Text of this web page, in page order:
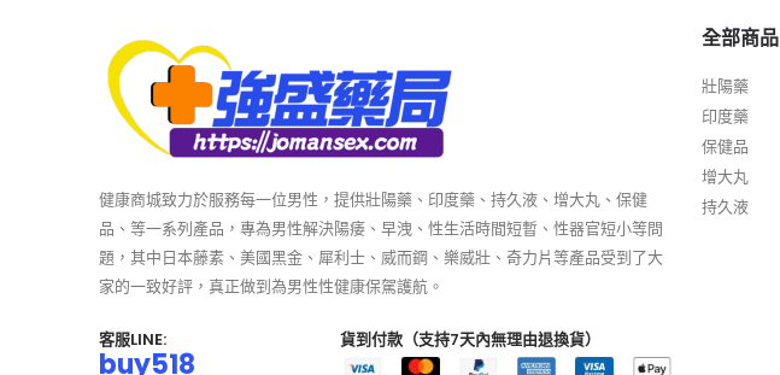
健康商城致力於服務每一位男性，提供壯陽藥、印度藥、持久液、增大丸、保健
品、等一系列產品，專為男性解決陽痿、早洩、性生活時間短暫、性器官短小等問
題，其中日本藤素、美國黑金、犀利士、威而鋼、樂威壯、奇力片等產品受到了大
家的一致好評，真正做到為男性性健康保駕護航。
客服LINE:
buy518
貨到付款（支持7天內無理由退換貨）
全部商品
壯陽藥
印度藥
保健品
增大丸
持久液